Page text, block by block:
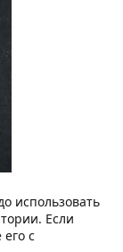
использовать
Если
с